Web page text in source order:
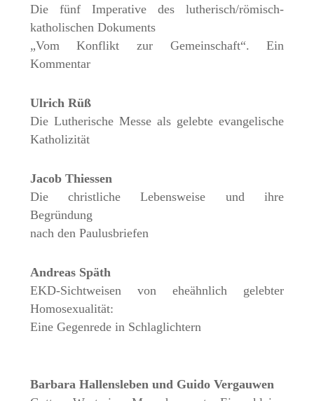
Die fünf Imperative des lutherisch/römisch-
katholischen Dokuments
„Vom Konflikt zur Gemeinschaft“. Ein
Kommentar
Ulrich Rüß
Die Lutherische Messe als gelebte evangelische
Katholizität
Jacob Thiessen
Die christliche Lebensweise und ihre
Begründung
nach den Paulusbriefen
Andreas Späth
EKD-Sichtweisen von eheähnlich gelebter
Homosexualität:
Eine Gegenrede in Schlaglichtern
Barbara Hallensleben und Guido Vergauwen